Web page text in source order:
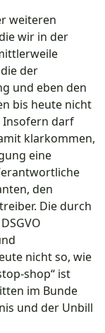
weiteren
wir in der
der
und eben den
bis heute nicht
Insofern darf
klarkommen,
eine
den
Die durch
nicht so, wie
shop“ ist
im Bunde
und der Unbill